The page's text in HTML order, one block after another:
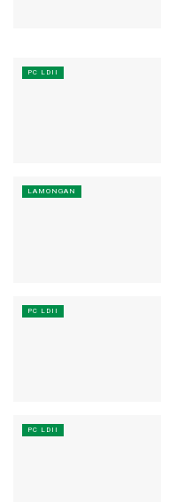
PC LDII
LAMONGAN
PC LDII
PC LDII